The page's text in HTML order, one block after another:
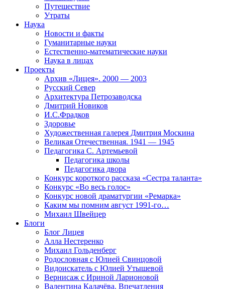
Путешествие
Утраты
Наука
Новости и факты
Гуманитарные науки
Естественно-математические науки
Наука в лицах
Проекты
Архив «Лицея». 2000 — 2003
Русский Север
Архитектура Петрозаводска
Дмитрий Новиков
И.С.Фрадков
Здоровье
Художественная галерея Дмитрия Москина
Великая Отечественная. 1941 — 1945
Педагогика С. Артемьевой
Педагогика школы
Педагогика двора
Конкурс короткого рассказа «Сестра таланта»
Конкурс «Во весь голос»
Конкурс новой драматургии «Ремарка»
Каким мы помним август 1991-го…
Михаил Швейцер
Блоги
Блог Лицея
Алла Нестеренко
Михаил Гольденберг
Родословная с Юлией Свинцовой
Видоискатель с Юлией Утышевой
Вернисаж с Ириной Ларионовой
Валентина Калачёва. Впечатления